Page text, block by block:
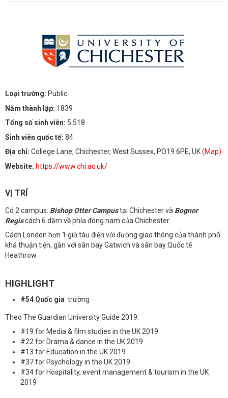
Loại trường: Public
Năm thành lập: 1839
Tổng số sinh viên: 5.518
Sinh viên quốc tế: 84
Địa chỉ: College Lane, Chichester, West Sussex, PO19 6PE, UK(Map)
Website: https://www.chi.ac.uk/
VỊ TRÍ
Có 2 campus: Bishop Otter Campustại Chichester và Bognor
Regiscách 6 dặm về phía đông nam của Chichester.
Cách London hơn 1 giờ tàu điện với đường giao thông của thành phố
khá thuận tiện, gần với sân bay Gatwich và sân bay Quốc tế
Heathrow.
HIGHLIGHT
#54 Quốc gia trường
Theo The Guardian University Guide 2019:
#19 for Media & film studies in the UK 2019
#22 for Drama & dance in the UK 2019
#13 for Education in the UK 2019
#37 for Psychology in the UK 2019
#34 for Hospitality, event management & tourism in the UK
2019